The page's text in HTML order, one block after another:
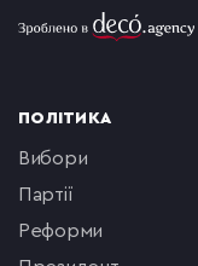
ПОЛІТИКА
вибори
партії
реформи